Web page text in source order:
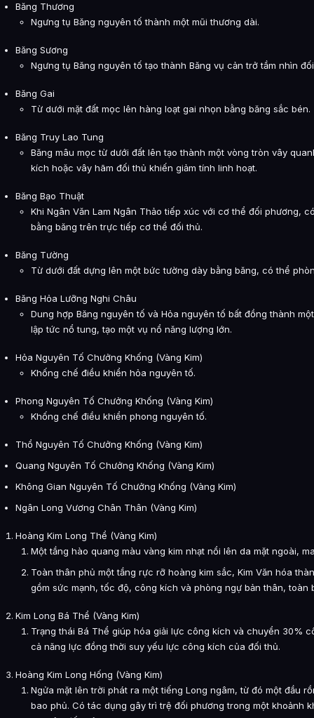
Băng Thương
Ngưng tụ Băng nguyên tố thành một mũi thương dài.
Băng Sương
Ngưng tụ Băng nguyên tố tạo thành Băng vụ cản trở tầm nhìn
Băng Gai
Từ dưới mặt đất mọc lên hàng loạt gai nhọn bằng băng sắc bén.
Băng Truy Lao Tung
Băng mâu mọc từ dưới đất lên tạo thành một vòng tròn vây
kích hoặc vây hãm đối thủ khiến giảm tính linh hoạt.
Băng Bạo Thuật
Khi Ngân Văn Lam Ngân Thảo tiếp xúc với cơ thể đối phương,
bằng băng trên trực tiếp cơ thể đối thủ.
Băng Tường
Từ dưới đất dựng lên một bức tường dày bằng băng, có thể
Băng Hỏa Lưỡng Nghi Châu
Dung hợp Băng nguyên tố và Hỏa nguyên tố bất đồng thành
lập tức nổ tung, tạo một vụ nổ năng lượng lớn.
Hỏa Nguyên Tố Chưởng Khống (Vàng Kim)
Khống chế điều khiển hỏa nguyên tố.
Phong Nguyên Tố Chưởng Khống (Vàng Kim)
Khống chế điều khiển phong nguyên tố.
Thổ Nguyên Tố Chưởng Khống (Vàng Kim)
Quang Nguyên Tố Chưởng Khống (Vàng Kim)
Không Gian Nguyên Tố Chưởng Khống (Vàng Kim)
Ngân Long Vương Chân Thân (Vàng Kim)
Hoàng Kim Long Thể (Vàng Kim)
Một tầng hào quang màu vàng kim nhạt nổi lên da mặt ngoài,
Toàn thân phủ một tầng rực rỡ hoàng kim sắc, Kim Văn hóa
gồm sức mạnh, tốc độ, công kích và phòng ngự bản thân, toàn
Kim Long Bá Thể (Vàng Kim)
Trạng thái Bá Thể giúp hóa giải lực công kích và chuyển 30%
cả năng lực đồng thời suy yếu lực công kích của đối thủ.
Hoàng Kim Long Hống (Vàng Kim)
Ngửa mặt lên trời phát ra một tiếng Long ngâm, từ đó một đầu
bao phủ. Có tác dụng gây trì trệ đối phương trong một khoảnh